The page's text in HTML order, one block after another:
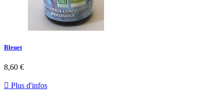
Bleuet
8,60 €
 Plus d'infos